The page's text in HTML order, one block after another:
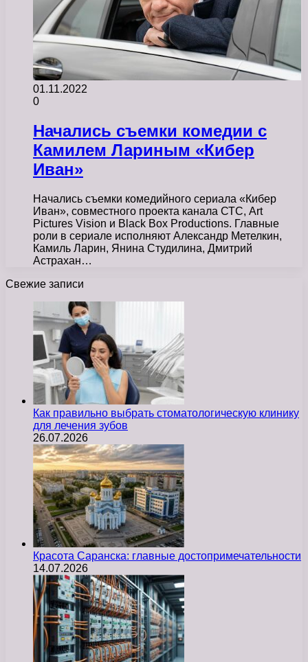
01.11.2022
0
Начались съемки комедии с
Камилем Лариным «Кибер
Иван»
Начались съемки комедийного сериала «Кибер
Иван», совместного проекта канала СТС, Art
Pictures Vision и Black Box Productions. Главные
роли в сериале исполняют Александр Метелкин,
Камиль Ларин, Янина Студилина, Дмитрий
Астрахан…
Свежие записи
Как правильно выбрать стоматологическую клинику
для лечения зубов
26.07.2026
Красота Саранска: главные достопримечательности
14.07.2026